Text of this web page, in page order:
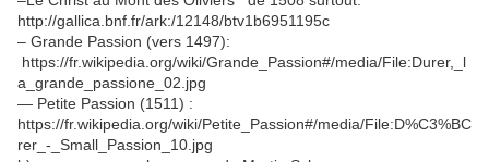
http://gallica.bnf.fr/ark:/12148/btv1b6951195c
– Grande Passion (vers 1497):
https://fr.wikipedia.org/wiki/Grande_Passion#/media/File:Durer,_l
a_grande_passione_02.jpg
— Petite Passion (1511) :
https://fr.wikipedia.org/wiki/Petite_Passion#/media/File:D%C3%BC
rer_-_Small_Passion_10.jpg